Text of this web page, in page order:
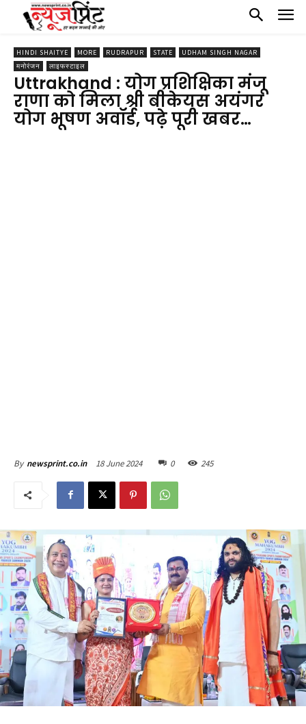
HINDI SHAITYE MORE RUDRAPUR STATE
UDHAM SINGH NAGAR
मनोरंजन
लाइफस्टाइल
Uttrakhand : योग प्रशिक्षिका मंजू
राणा को मिला श्री बीकेयस अयंगर
योग भूषण अवॉर्ड, पढ़े पूरी खबर…
By newsprint.co.in 18 June 2024 0 245